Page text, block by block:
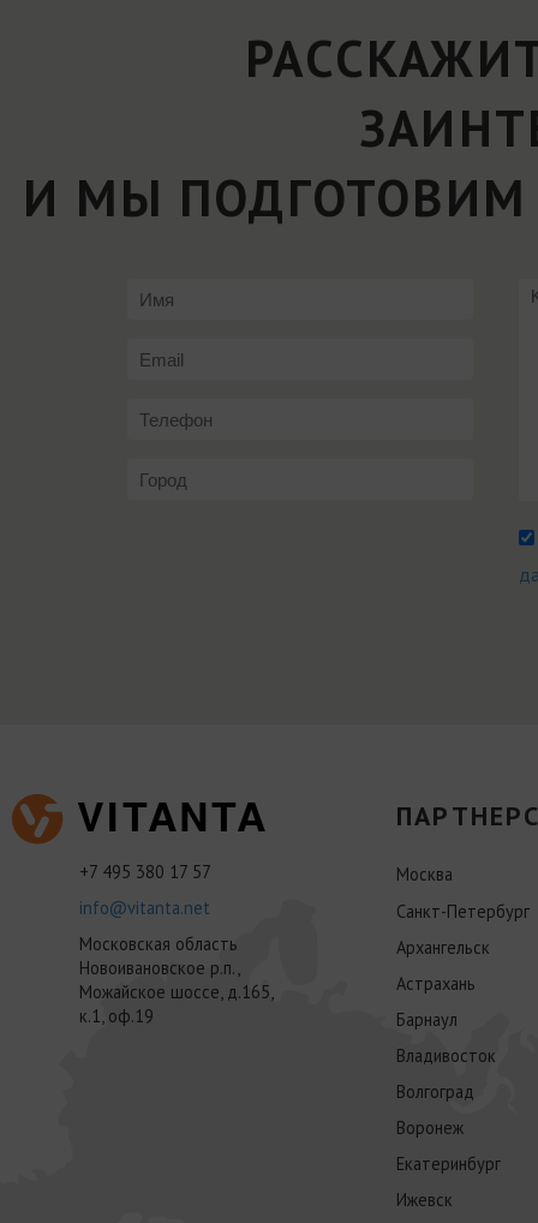
И МЫ ПОДГОТОВИМ
+7 495 380 17 57
info@vitanta.net
Московская область
Новоивановское р.п.,
Можайское шоссе, д.165,
к.1, оф.19
Москва
Санкт-Петербург
Архангельск
Астрахань
Барнаул
Владивосток
Волгоград
Воронеж
Екатеринбург
Ижевск